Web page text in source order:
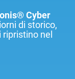
Cyber
di storico,
nel